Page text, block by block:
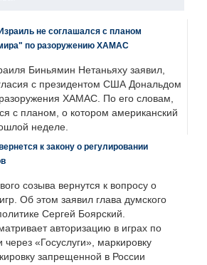
не соглашался с планом
по разоружению ХАМАС
Биньямин Нетаньяху заявил,
с президентом США Дональдом
ХАМАС. По его словам,
с планом, о котором американский
неделе.
к закону о регулировании
созыва вернутся к вопросу о
Об этом заявил глава думского
Сергей Боярский.
авторизацию в играх по
«Госуслуги», маркировку
запрещенной в России